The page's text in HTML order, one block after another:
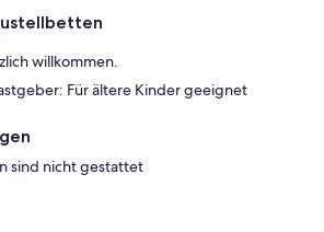
willkommen.
Für ältere Kinder geeignet
sind nicht gestattet